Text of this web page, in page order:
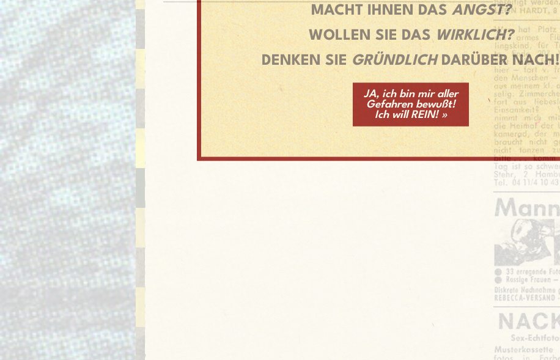
MACHT IHNEN DASANGST?
WOLLEN SIE DASWIRKLICH?
DENKEN SIE GRÜNDLICHDARÜBER NACH!
JA, ich bin mir aller
Gefahren bewußt!
Ich will REIN! »